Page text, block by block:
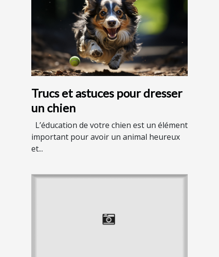
Trucs et astuces pour dresser
un chien
L’éducation de votre chien est un élément
important pour avoir un animal heureux
et...